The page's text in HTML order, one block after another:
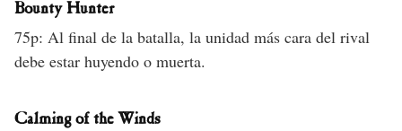
Bounty Hunter
75p: Al final de la batalla, la unidad más cara del rival
debe estar huyendo o muerta.
Calming of the Winds